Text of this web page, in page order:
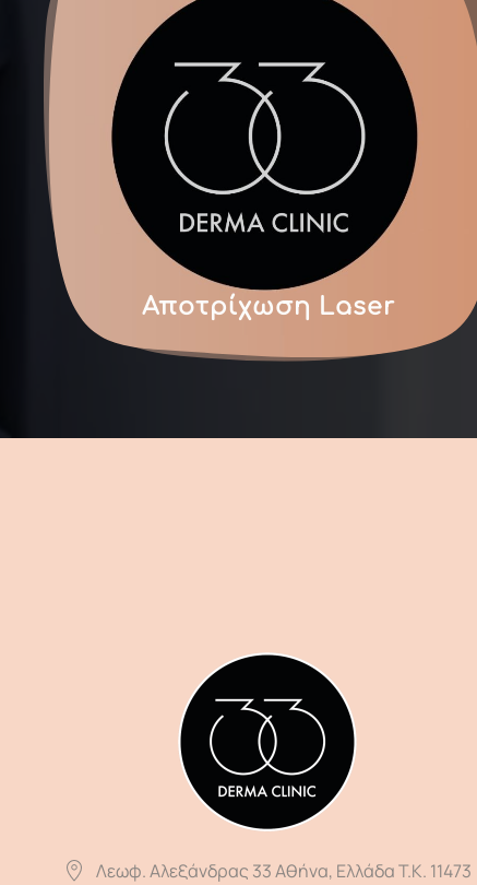
Αποτρίχωση Laser
Λεωφ. Αλεξάνδρας 33 Αθήνα, Ελλάδα T.K. 11473